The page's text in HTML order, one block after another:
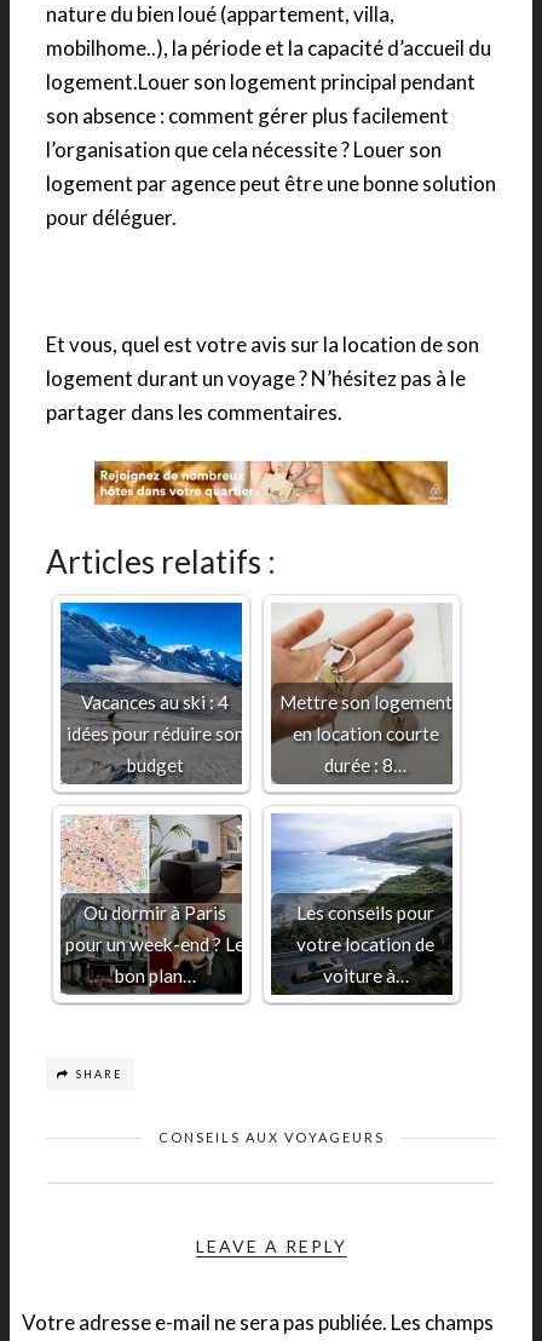
nature du bien loué (appartement, villa,
mobilhome..), la période et la capacité d’accueil du
logement.Louer son logement principal pendant
son absence : comment gérer plus facilement
l’organisation que cela nécessite ? Louer son
logement par agence peut être une bonne solution
pour déléguer.
Et vous, quel est votre avis sur la location de son
logement durant un voyage ? N’hésitez pas à le
partager dans les commentaires.
Articles relatifs :
Vacances au ski : 4
idées pour réduire son
budget
Mettre son logement
en location courte
durée : 8…
Où dormir à Paris
pour un week-end ? Le
bon plan…
Les conseils pour
votre location de
voiture à…
SHARE
CONSEILS AUX VOYAGEURS
LEAVE A REPLY
Votre adresse e-mail ne sera pas publiée. Les champs